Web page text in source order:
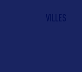
VILLES